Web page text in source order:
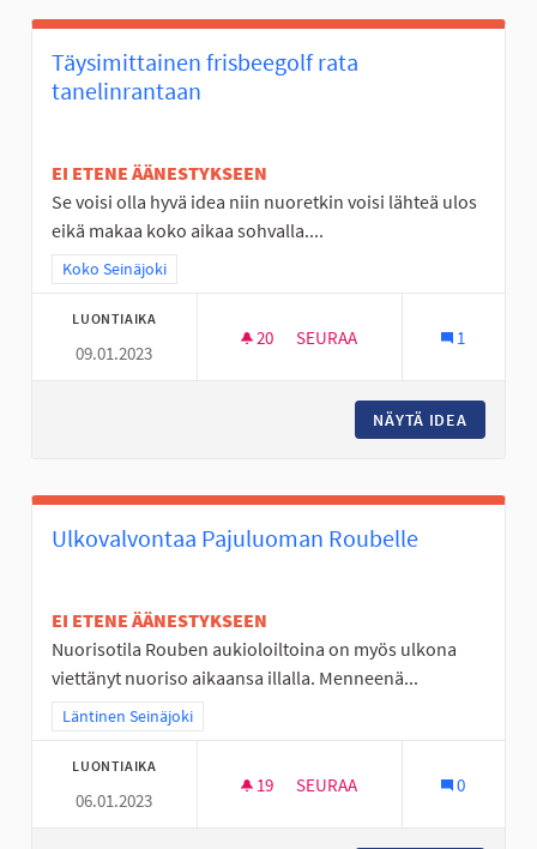
Täysimittainen frisbeegolf rata
tanelinrantaan
EI ETENE ÄÄNESTYKSEEN
Se voisi olla hyvä idea niin nuoretkin voisi lähteä ulos
eikä makaa koko aikaa sohvalla....
Rajaa tulokset teeman mukaan: Koko Seinäjoki
Koko Seinäjoki
LUONTIAIKA
09.01.2023
20 20 SEURAAJAA
SEURAA 1
NÄYTÄ IDEA
Ulkovalvontaa Pajuluoman Roubelle
EI ETENE ÄÄNESTYKSEEN
Nuorisotila Rouben aukioloiltoina on myös ulkona
viettänyt nuoriso aikaansa illalla. Menneenä...
Rajaa tulokset teeman mukaan: Läntinen Seinäjoki
Läntinen Seinäjoki
LUONTIAIKA
06.01.2023
19 19 SEURAAJAA
SEURAA 0